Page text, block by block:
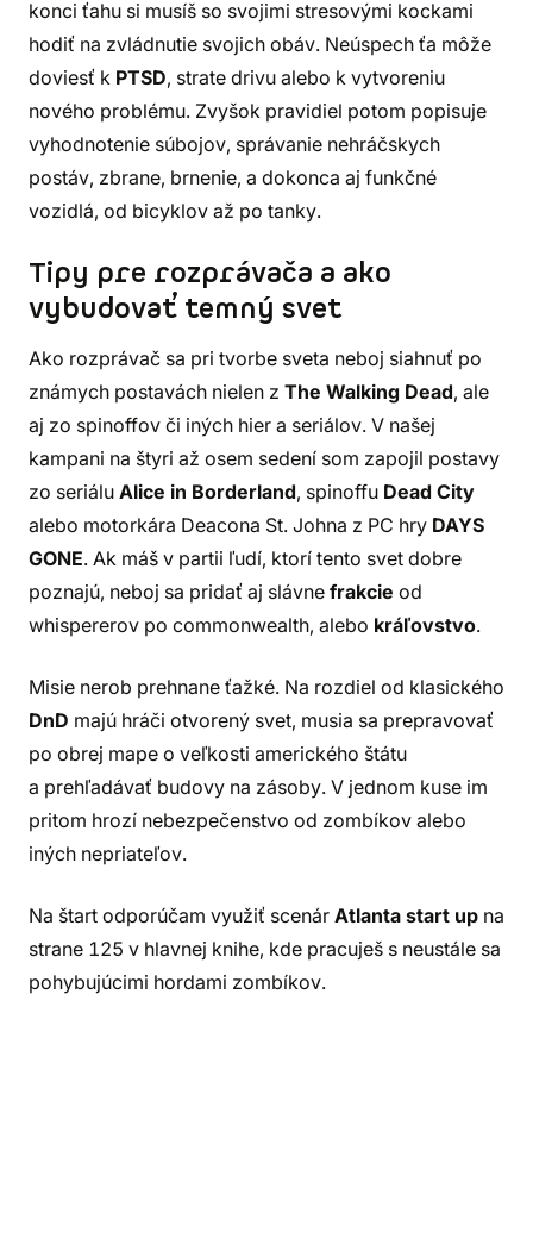
konci ťahu si musíš so svojimi stresovými kockami
hodiť na zvládnutie svojich obáv. Neúspech ťa môže
doviesť k PTSD, strate drivu alebo k vytvoreniu
nového problému. Zvyšok pravidiel potom popisuje
vyhodnotenie súbojov, správanie nehráčskych
postáv, zbrane, brnenie, a dokonca aj funkčné
vozidlá, od bicyklov až po tanky.
Tipy pre rozprávača a ako
vybudovať temný svet
Ako rozprávač sa pri tvorbe sveta neboj siahnuť po
známych postavách nielen z The Walking Dead, ale
aj zo spinoffov či iných hier a seriálov. V našej
kampani na štyri až osem sedení som zapojil postavy
zo seriálu Alice in Borderland, spinoffu Dead City
alebo motorkára Deacona St. Johna z PC hry DAYS
GONE. Ak máš v partii ľudí, ktorí tento svet dobre
poznajú, neboj sa pridať aj slávne frakcie od
whispererov po commonwealth, alebo kráľovstvo.
Misie nerob prehnane ťažké. Na rozdiel od klasického
DnD majú hráči otvorený svet, musia sa prepravovať
po obrej mape o veľkosti amerického štátu
a prehľadávať budovy na zásoby. V jednom kuse im
pritom hrozí nebezpečenstvo od zombíkov alebo
iných nepriateľov.
Na štart odporúčam využiť scenár Atlanta start up na
strane 125 v hlavnej knihe, kde pracuješ s neustále sa
pohybujúcimi hordami zombíkov.